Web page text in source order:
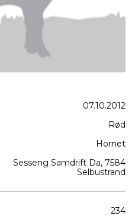
07.10.2012
Rød
Hornet
Sesseng Samdrift Da, 7584
Selbustrand
234